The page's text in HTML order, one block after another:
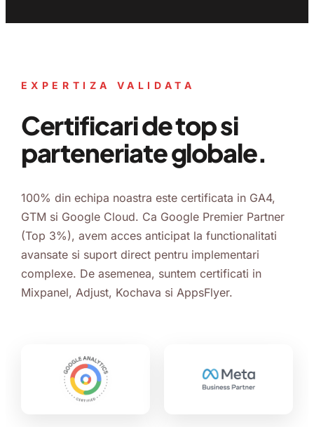
EXPERTIZA VALIDATA
Certificari de top si
parteneriate globale.
100% din echipa noastra este certificata in GA4,
GTM si Google Cloud. Ca Google Premier Partner
(Top 3%), avem acces anticipat la functionalitati
avansate si suport direct pentru implementari
complexe. De asemenea, suntem certificati in
Mixpanel, Adjust, Kochava si AppsFlyer.